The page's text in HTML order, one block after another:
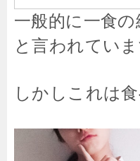
一般的に一食
と言われていま
しかしこれは